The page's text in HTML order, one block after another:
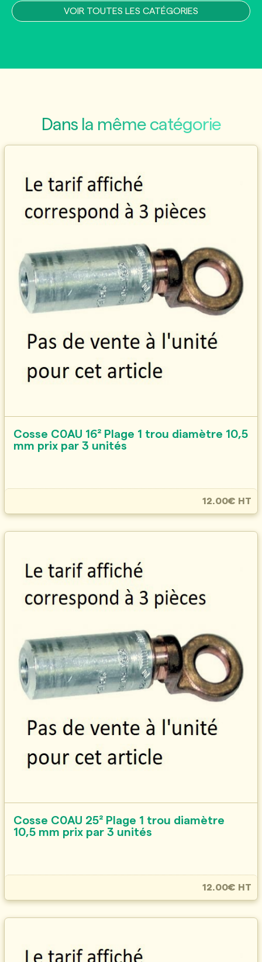
VOIR TOUTES LES CATÉGORIES
Dans la même catégorie
Cosse C0AU 16² Plage 1 trou diamètre 10,5
mm prix par 3 unités
12.00€ HT
Cosse C0AU 25² Plage 1 trou diamètre
10,5 mm prix par 3 unités
12.00€ HT